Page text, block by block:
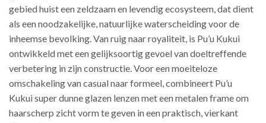
gebied huist een zeldzaam en levendig ecosysteem, dat dient
als een noodzakelijke, natuurlijke waterscheiding voor de
inheemse bevolking. Van ruig naar royaliteit, is Pu’u Kukui
ontwikkeld met een gelijksoortig gevoel van doeltreffende
verbetering in zijn constructie. Voor een moeiteloze
omschakeling van casual naar formeel, combineert Pu’u
Kukui super dunne glazen lenzen met een metalen frame om
haarscherp zicht vorm te geven in een praktisch, vierkant